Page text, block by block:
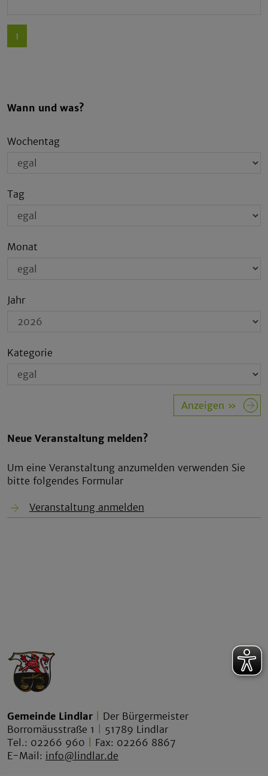
1
Wann und was?
Wochentag
Tag
Monat
Jahr
Kategorie
Neue Veranstaltung melden?
Um eine Veranstaltung anzumelden verwenden Sie
bitte folgendes Formular
Veranstaltung anmelden
Gemeinde Lindlar
Der Bürgermeister
Borromäusstraße 1
51789 Lindlar
Tel.: 02266 960
Fax: 02266 8867
E-Mail: info@lindlar.de